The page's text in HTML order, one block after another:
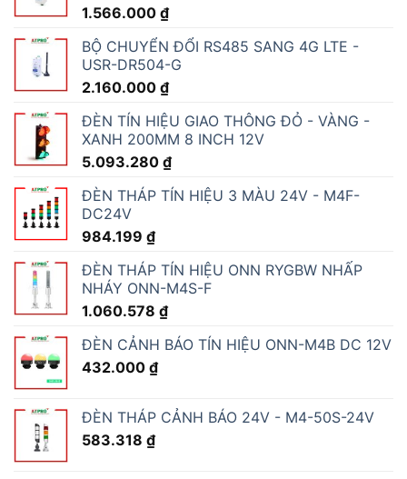
1.566.000 ₫
BỘ CHUYỂN ĐỔI RS485 SANG 4G LTE -
USR-DR504-G
2.160.000 ₫
ĐÈN TÍN HIỆU GIAO THÔNG ĐỎ - VÀNG -
XANH 200MM 8 INCH 12V
5.093.280 ₫
ĐÈN THÁP TÍN HIỆU 3 MÀU 24V - M4F-
DC24V
984.199 ₫
ĐÈN THÁP TÍN HIỆU ONN RYGBW NHẤP
NHÁY ONN-M4S-F
1.060.578 ₫
ĐÈN CẢNH BÁO TÍN HIỆU ONN-M4B DC 12V
432.000 ₫
ĐÈN THÁP CẢNH BÁO 24V - M4-50S-24V
583.318 ₫